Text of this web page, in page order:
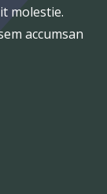
molestie.
accumsan